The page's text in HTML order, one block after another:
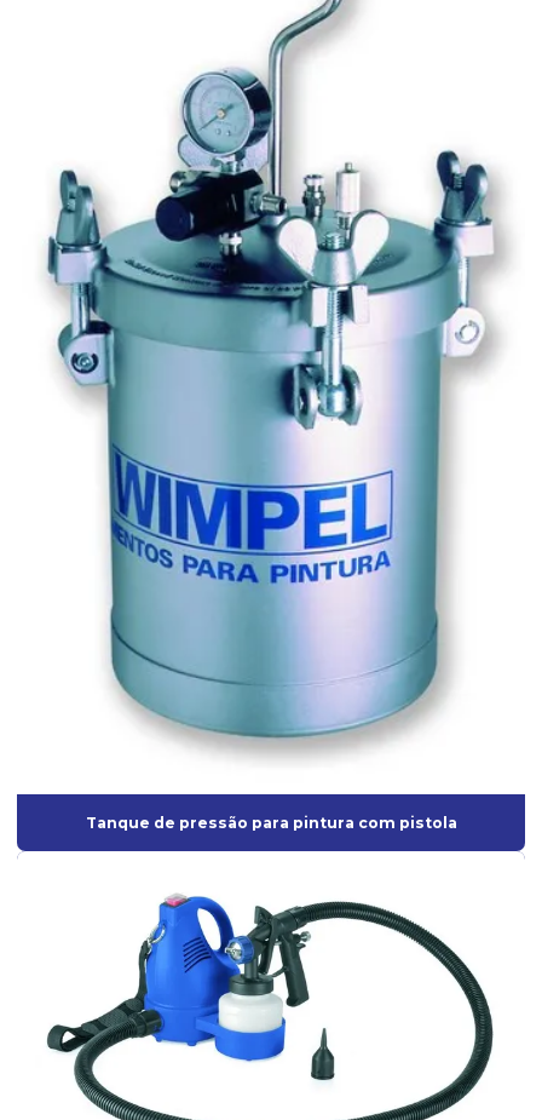
Onde comprar aerógrafo para maquiagem
Pistola para aplicação de textura
Pistola para emborrachamento
Pistola de pintura de alta pressão
Pistola de pintura de ar direto
Pistola de pintura ar direto profissional
Pistola de pintura de gravidade ar direto
Pistola de pintura gravidade hvlp
Pistola de pintura hvlp profissional
Pistola de pintura de sucção
Pistola de pintura para tanque de pressão
Pistola Pulverizadora elétrica
Pistola pulverizadora elétrica para pintura
Pistola pulverizadora elétrica profissional
Pistola para textura
Pistolas de Alta Pressão
Pistolas de ar Direto
Pistolas de Baixa pressão
Pistolas de Gravidade
Pistolas de pintura hvlp
Pistolas de sucção
Pistolas para Tanque de Pressão
Tanque de pressão para pintura com pistola
Tanques de Pressão para pintura
Tanque de pressão para pintura com pistola